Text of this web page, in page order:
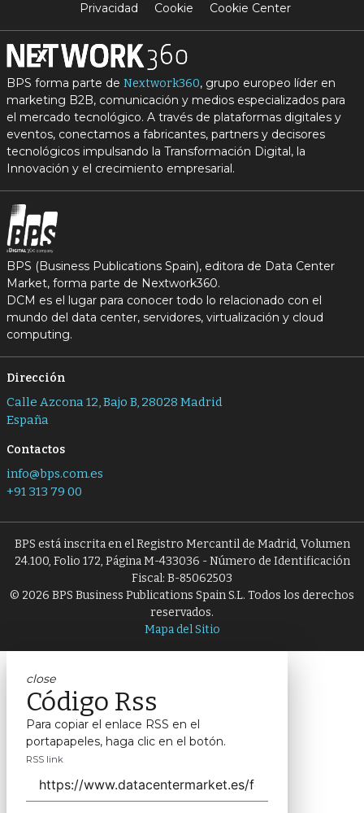
Privacidad
Cookie Cookie Center
BPS forma parte de Nextwork360, grupo europeo líder en
marketing B2B, comunicación y medios especializados para
el mercado tecnológico. A través de plataformas digitales y
eventos, conectamos a fabricantes, partners y decisores
tecnológicos impulsando la Transformación Digital, la
Innovación y el crecimiento empresarial.
BPS (Business Publications Spain), editora de Data Center
Market, forma parte de Nextwork360.
DCM es el lugar para conocer todo lo relacionado con el
mundo del data center, servidores, virtualización y cloud
computing.
Dirección
Calle Azcona 12, Bajo B, 28028 Madrid
España
Contactos
info@bps.com.es
+91 313 79 00
BPS está inscrita en el Registro Mercantil de Madrid, Volumen
24.100, Folio 172, Página M-433036 - Número de Identificación
Fiscal: B-85062503
© 2026 BPS Business Publications Spain S.L. Todos los derechos
reservados.
Mapa del Sitio
close
Código Rss
Para copiar el enlace RSS en el
portapapeles, haga clic en el botón.
RSS link